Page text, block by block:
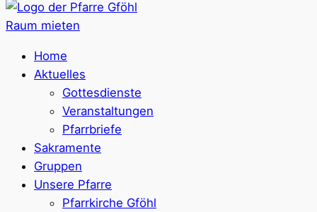
Raum mieten
Home
Aktuelles
Gottesdienste
Veranstaltungen
Pfarrbriefe
Sakramente
Gruppen
Unsere Pfarre
Pfarrkirche Gföhl